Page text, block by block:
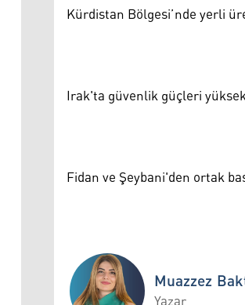
Kürdistan Bölgesi’nde yerli
Irak'ta güvenlik güçleri
Fidan ve Şeybani'den ortak
Muazzez